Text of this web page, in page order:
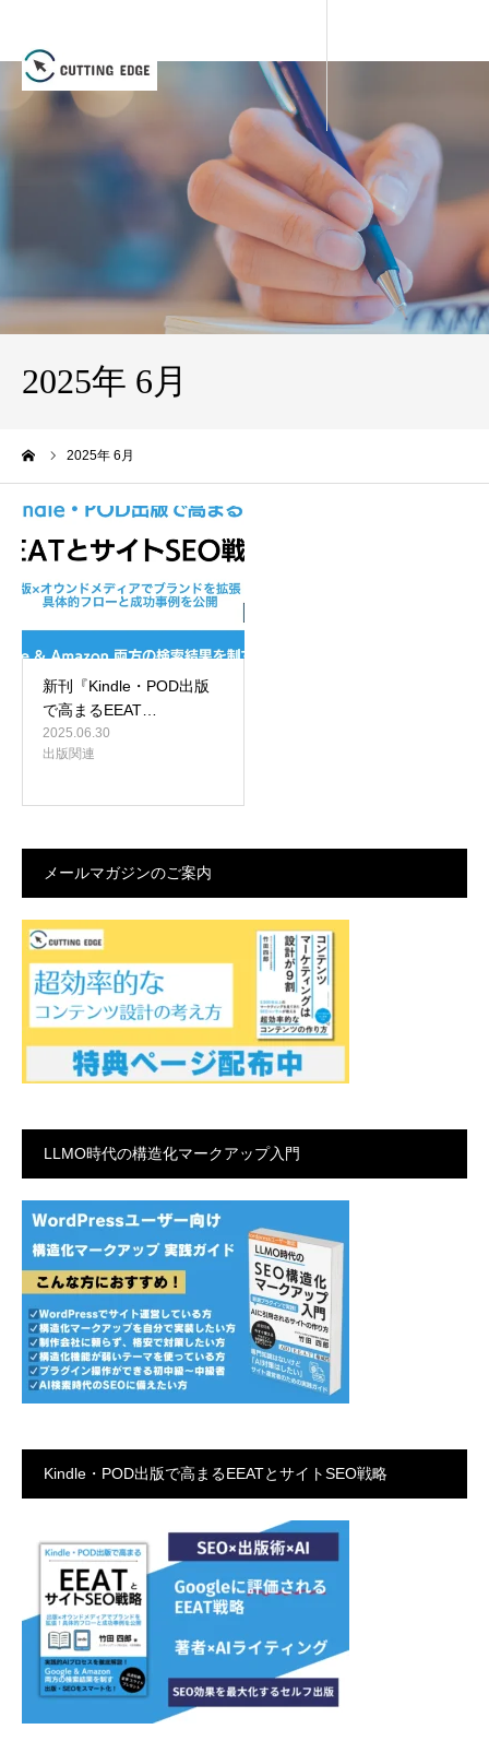
2025年 6月
2025年 6月
新刊『Kindle・POD出版
で高まるEEAT…
2025.06.30
出版関連
メールマガジンのご案内
LLMO時代の構造化マークアップ入門
Kindle・POD出版で高まるEEATとサイトSEO戦略